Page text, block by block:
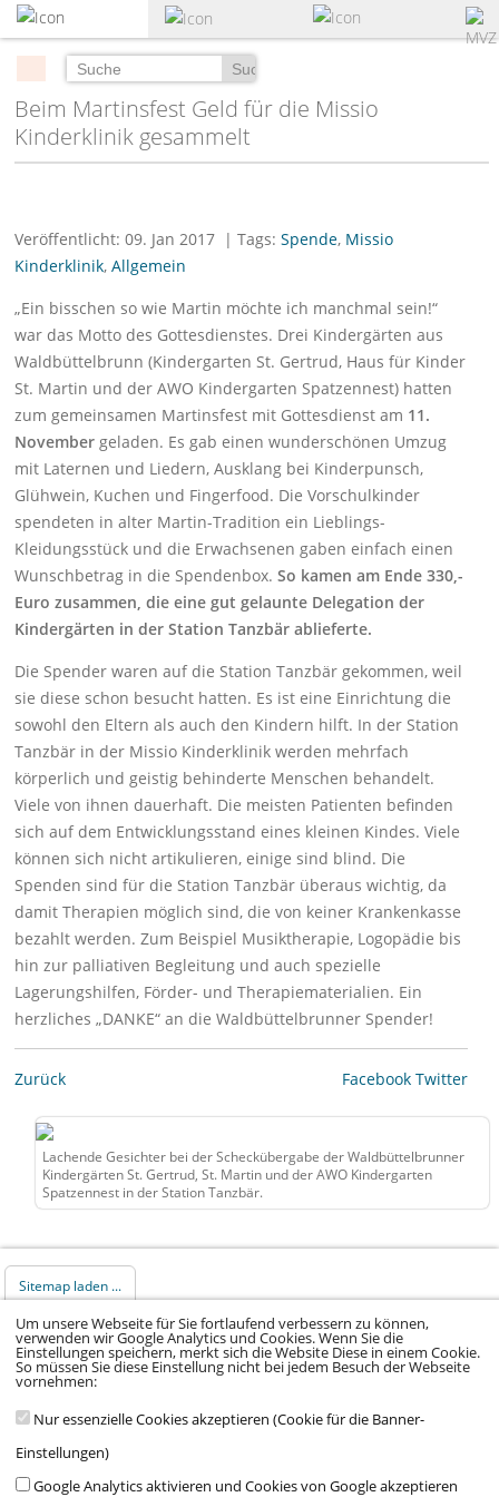
zum
Hauptinhalt
Suchen
Beim Martinsfest Geld für die Missio
Kinderklinik gesammelt
Veröffentlicht: 09. Jan 2017 | Tags:Spende, Missio
Kinderklinik,Allgemein
„Ein bisschen so wie Martin möchte ich manchmal sein!“
war das Motto des Gottesdienstes. Drei Kindergärten aus
Waldbüttelbrunn (Kindergarten St. Gertrud, Haus für Kinder
St. Martin und der AWO Kindergarten Spatzennest) hatten
zum gemeinsamen Martinsfest mit Gottesdienst am 11.
November geladen. Es gab einen wunderschönen Umzug
mit Laternen und Liedern, Ausklang bei Kinderpunsch,
Glühwein, Kuchen und Fingerfood. Die Vorschulkinder
spendeten in alter Martin-Tradition ein Lieblings-
Kleidungsstück und die Erwachsenen gaben einfach einen
Wunschbetrag in die Spendenbox.So kamen am Ende 330,-
Euro zusammen, die eine gut gelaunte Delegation der
Kindergärten in der Station Tanzbär ablieferte.
Die Spender waren auf die Station Tanzbär gekommen, weil
sie diese schon besucht hatten. Es ist eine Einrichtung die
sowohl den Eltern als auch den Kindern hilft. In der Station
Tanzbär in der Missio Kinderklinik werden mehrfach
körperlich und geistig behinderte Menschen behandelt.
Viele von ihnen dauerhaft. Die meisten Patienten befinden
sich auf dem Entwicklungsstand eines kleinen Kindes. Viele
können sich nicht artikulieren, einige sind blind. Die
Spenden sind für die Station Tanzbär überaus wichtig, da
damit Therapien möglich sind, die von keiner Krankenkasse
bezahlt werden. Zum Beispiel Musiktherapie, Logopädie bis
hin zur palliativen Begleitung und auch spezielle
Lagerungshilfen, Förder- und Therapiematerialien. Ein
herzliches „DANKE“ an die Waldbüttelbrunner Spender!
Zurück Facebook Twitter
Lachende Gesichter bei der Scheckübergabe der Waldbüttelbrunner
Kindergärten St. Gertrud, St. Martin und der AWO Kindergarten
Spatzennest in der Station Tanzbär.
Sitemap laden ...
© 2026 Klinikum Würzburg Mitte gGmbH •
Impressum• Datenschutz•Datenschutz Social
Um unsere Webseite für Sie fortlaufend verbessern zu können,
verwenden wir Google Analytics und Cookies. Wenn Sie die
Einstellungen speichern, merkt sich die Website Diese in einem Cookie.
So müssen Sie diese Einstellung nicht bei jedem Besuch der Webseite
vornehmen:
Nur essenzielle Cookies akzeptieren (Cookie für die Banner-
Einstellungen)
Google Analytics aktivieren und Cookies von Google akzeptieren